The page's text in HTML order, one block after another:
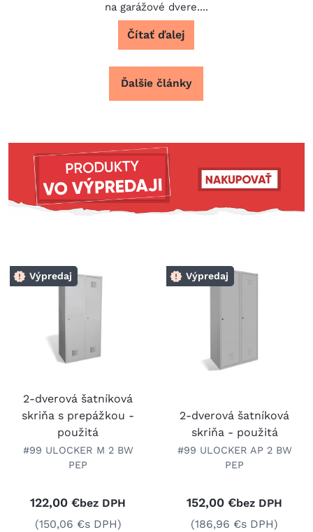
na garážové dvere....
Čítať ďalej
Ďalšie články
2-dverová šatníková
skriňa s prepážkou -
použitá
#99 ULOCKER M 2 BW
PEP
122,00 €bez DPH
(150,06 €s DPH)
Výpredaj
2-dverová šatníková
skriňa - použitá
#99 ULOCKER AP 2 BW
PEP
152,00 €bez DPH
(186,96 €s DPH)
Výpredaj